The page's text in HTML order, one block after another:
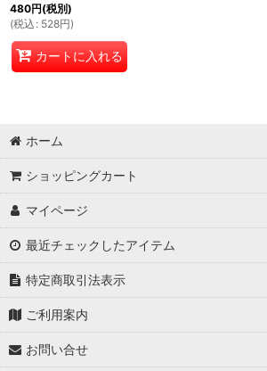
480円(税別)
(税込 : 528円)
カートに入れる
ホーム
ショッピングカート
マイページ
最近チェックしたアイテム
特定商取引法表示
ご利用案内
お問い合せ